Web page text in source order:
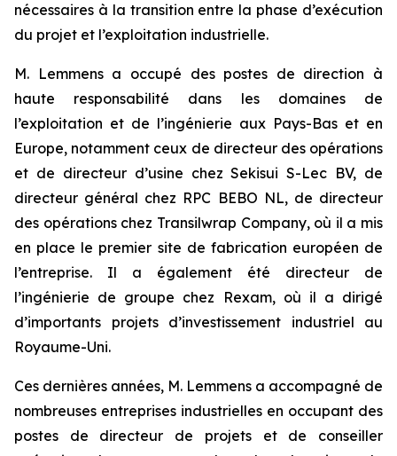
nécessaires à la transition entre la phase d’exécution
du projet et l’exploitation industrielle.
M. Lemmens a occupé des postes de direction à
haute responsabilité dans les domaines de
l’exploitation et de l’ingénierie aux Pays-Bas et en
Europe, notamment ceux de directeur des opérations
et de directeur d’usine chez Sekisui S-Lec BV, de
directeur général chez RPC BEBO NL, de directeur
des opérations chez Transilwrap Company, où il a mis
en place le premier site de fabrication européen de
l’entreprise. Il a également été directeur de
l’ingénierie de groupe chez Rexam, où il a dirigé
d’importants projets d’investissement industriel au
Royaume-Uni.
Ces dernières années, M. Lemmens a accompagné de
nombreuses entreprises industrielles en occupant des
postes de directeur de projets et de conseiller